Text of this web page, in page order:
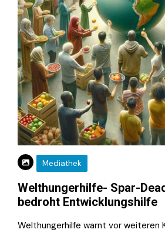
Mediathek
Welthungerhilfe- Spar-
bedroht Entwicklungshilfe
Welthungerhilfe warnt vor weiteren